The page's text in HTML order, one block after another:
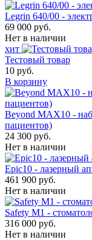
Legrin 640/00 -
69 000 руб.
Нет в наличии
хит
Тестовый товар
10 руб.
В корзину
Beyond MAX10 -
пациентов)
24 300 руб.
Нет в наличии
Epic10 - лазерный
461 900 руб.
Нет в наличии
Safety M1 -
316 000 руб.
Нет в наличии